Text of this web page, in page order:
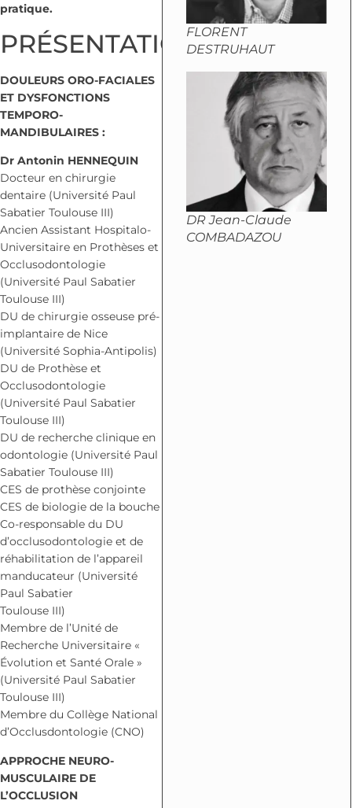
pratique.
PRÉSENTATION
DOULEURS ORO-FACIALES
ET DYSFONCTIONS
TEMPORO-
MANDIBULAIRES :
Dr Antonin HENNEQUIN
Docteur en chirurgie
dentaire (Université Paul
Sabatier Toulouse III)
Ancien Assistant Hospitalo-
Universitaire en Prothèses et
Occlusodontologie
(Université Paul Sabatier
Toulouse III)
DU de chirurgie osseuse pré-
implantaire de Nice
(Université Sophia-Antipolis)
DU de Prothèse et
Occlusodontologie
(Université Paul Sabatier
Toulouse III)
DU de recherche clinique en
odontologie (Université Paul
Sabatier Toulouse III)
CES de prothèse conjointe
CES de biologie de la bouche
Co-responsable du DU
d’occlusodontologie et de
réhabilitation de l’appareil
manducateur (Université
Paul Sabatier
Toulouse III)
Membre de l’Unité de
Recherche Universitaire «
Évolution et Santé Orale »
(Université Paul Sabatier
Toulouse III)
Membre du Collège National
d’Occlusdontologie (CNO)
APPROCHE NEURO-
MUSCULAIRE DE
L’OCCLUSION
FLORENT
DESTRUHAUT
DR Jean-Claude
COMBADAZOU